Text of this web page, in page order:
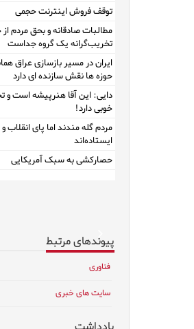
توقف فروش اینترنت حجمی
مطالبات صادقانه و بحق مردم
تخریب‌گرانه یک گروه جداست
ایران در مسیر بازسازی عراق
حوزه ها نقش سازنده ای دارد
دایی: این آقا هنرپیشه است و
خوبی دارد!
مردم گله مندند اما پای انقلاب
ایستاده‌اند
حصارکشی به سبک آمریکایی
Next
پیوندهای مرتبط
فناوری
سایت های خبری